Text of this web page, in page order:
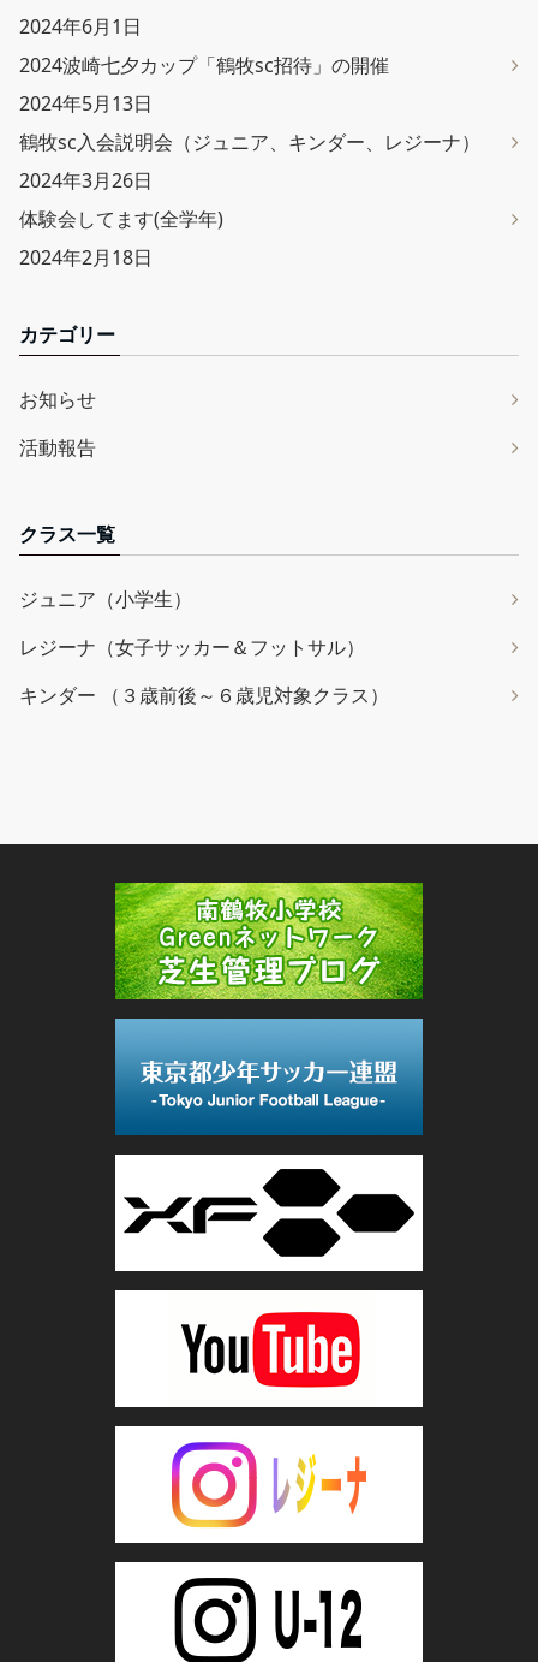
2024年6月1日
2024波崎七夕カップ「鶴牧sc招待」の開催
2024年5月13日
鶴牧sc入会説明会（ジュニア、キンダー、レジーナ）
2024年3月26日
体験会してます(全学年)
2024年2月18日
カテゴリー
お知らせ
活動報告
クラス一覧
ジュニア（小学生）
レジーナ（女子サッカー＆フットサル）
キンダー （３歳前後～６歳児対象クラス）